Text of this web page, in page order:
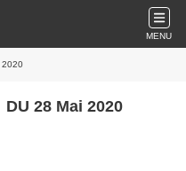
MENU
2020
DU 28 Mai 2020